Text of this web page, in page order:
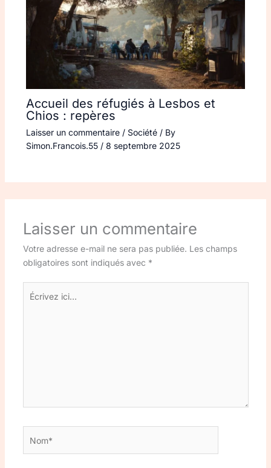
Accueil des réfugiés à Lesbos et
Chios : repères
Laisser un commentaire / Société/ By
Simon.Francois.55 / 8 septembre 2025
Laisser un commentaire
Votre adresse e-mail ne sera pas publiée. Les champs
obligatoires sont indiqués avec *
ici…